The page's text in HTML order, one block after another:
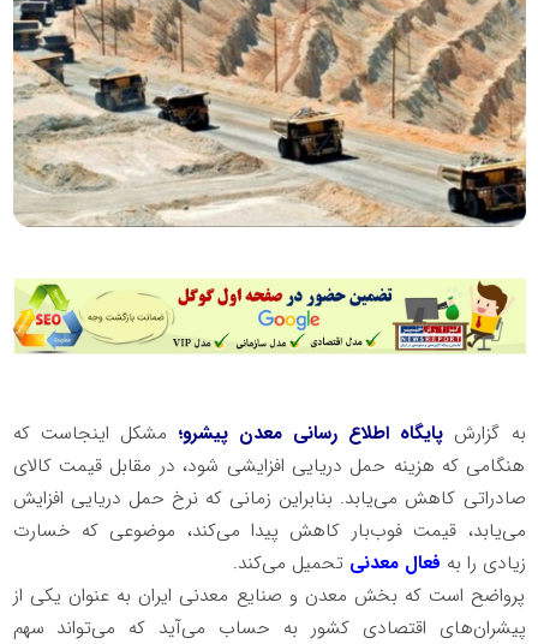
به گزارش پایگاه اطلاع رسانی معدن پیشرو؛ مشکل اینجاست که
هنگامی که هزینه حمل دریایی افزایشی شود، در مقابل قیمت کالای
صادراتی کاهش می‌یابد. بنابراین زمانی که نرخ حمل دریایی افزایش
می‌یابد، قیمت فوب‌بار کاهش پیدا می‌کند، موضوعی که خسارت
زیادی را به فعال معدنی تحمیل می‌کند.
پرواضح است که بخش معدن و صنایع معدنی ایران به عنوان یکی از
پیشران‌های اقتصادی کشور به حساب می‌آید که می‌تواند سهم